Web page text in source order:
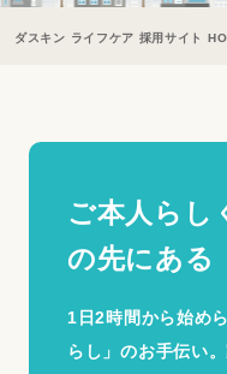
ダスキン ライフケア 採用サイト
ご本人らし
の先にある
1日2時間から始め
らし」のお手伝い